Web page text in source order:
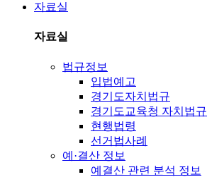
자료실
자료실
법규정보
입법예고
경기도자치법규
경기도교육청 자치법규
현행법령
선거법사례
예·결산 정보
예결산 관련 분석 정보